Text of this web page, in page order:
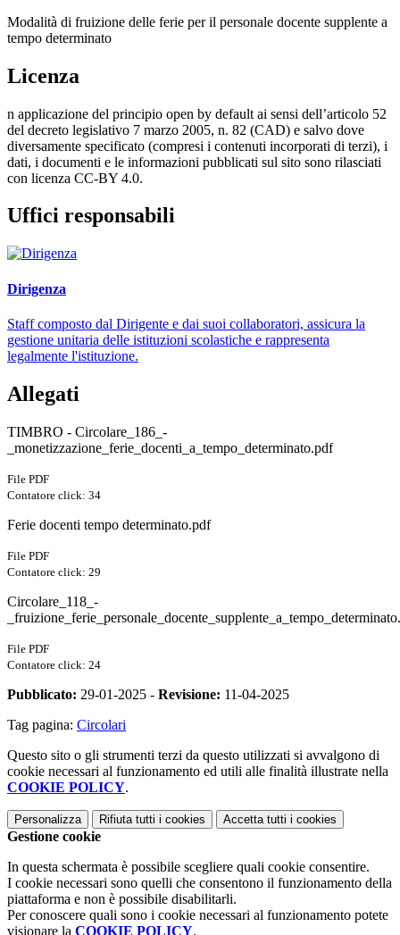
Modalità di fruizione delle ferie per il personale docente supplente a
tempo determinato
Licenza
n applicazione del principio open by default ai sensi dell’articolo 52
del decreto legislativo 7 marzo 2005, n. 82 (CAD) e salvo dove
diversamente specificato (compresi i contenuti incorporati di terzi), i
dati, i documenti e le informazioni pubblicati sul sito sono rilasciati
con licenza CC-BY 4.0.
Uffici responsabili
Dirigenza
Staff composto dal Dirigente e dai suoi collaboratori, assicura la
gestione unitaria delle istituzioni scolastiche e rappresenta
legalmente l'istituzione.
Allegati
TIMBRO - Circolare_186_-
_monetizzazione_ferie_docenti_a_tempo_determinato.pdf
File PDF
Contatore click: 34
Ferie docenti tempo determinato.pdf
File PDF
Contatore click: 29
Circolare_118_-
File PDF
Contatore click: 24
Pubblicato: 29-01-2025 - Revisione: 11-04-2025
Tag pagina: Circolari
Questo sito o gli strumenti terzi da questo utilizzati si avvalgono di
cookie necessari al funzionamento ed utili alle finalità illustrate nella
COOKIE POLICY.
Personalizza Rifiuta tutti i cookies Accetta tutti i cookies
Gestione cookie
In questa schermata è possibile scegliere quali cookie consentire.
I cookie necessari sono quelli che consentono il funzionamento della
piattaforma e non è possibile disabilitarli.
Per conoscere quali sono i cookie necessari al funzionamento potete
visionare la COOKIE POLICY.